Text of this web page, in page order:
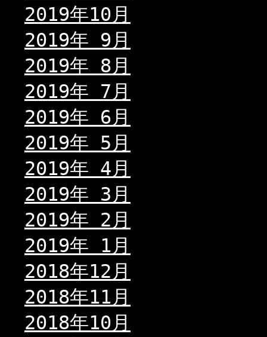
2019年10月
2019年 9月
2019年 8月
2019年 7月
2019年 6月
2019年 5月
2019年 4月
2019年 3月
2019年 2月
2019年 1月
2018年12月
2018年11月
2018年10月